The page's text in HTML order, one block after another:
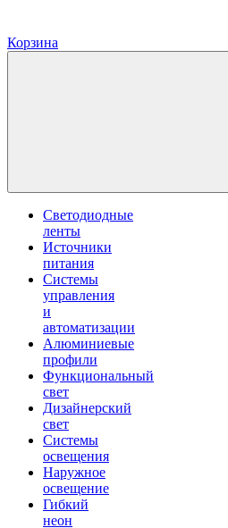
Корзина
Светодиодные
ленты
Источники
питания
Системы
управления
и
автоматизации
Алюминиевые
профили
Функциональный
свет
Дизайнерский
свет
Системы
освещения
Наружное
освещение
Гибкий
неон